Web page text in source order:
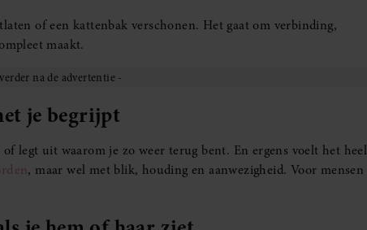
of een kattenbak verschonen. Het gaat om verbinding,
maakt.
je begrijpt
legt uit waarom je zo weer terug bent. En ergens voelt het heel
, maar wel met blik, houding en aanwezigheid. Voor mensen